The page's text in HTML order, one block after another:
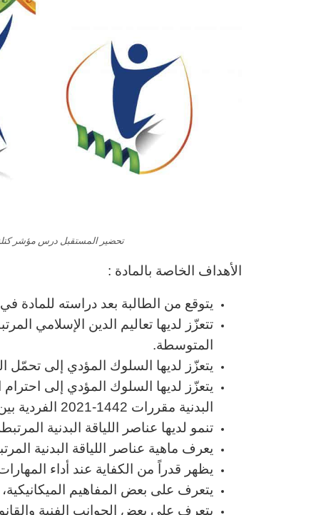
تحضير المستقبل درس مؤشر كتلة
الأهداف الخاصة بالمادة :
يتوقع من الطالبة بعد دراسته للمادة
تتعزّز لديها تعاليم الدين الإسلامي
المتوسطة.
يتعزّز لديها السلوك المؤدي إلى تحمّل
يتعزّز لديها السلوك المؤدي إلى
البدنية مقررات 1442-2021 الفردية بين الطالبات.
تنمو لديها عناصر اللياقة البدنية
يعرف ماهية عناصر اللياقة البدنية
يظهر قدراً من الكفاية عند أداء
يتعرف على بعض المفاهيم
يتعرف على بعض الجوانب الفنية